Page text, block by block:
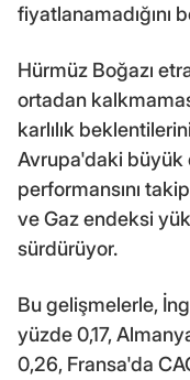
fiyatlanamadığını
Hürmüz Boğazı
ortadan
karlılık
Avrupa'daki büyük
performansını
ve Gaz endeksi
sürdürüyor.
Bu gelişmelerle,
yüzde 0,17,
0,26, Fransa'da